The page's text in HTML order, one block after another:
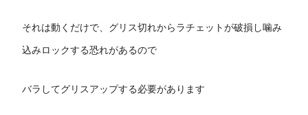
それは動くだけで、グリス切れからラチェットが破損し噛み
込みロックする恐れがあるので
バラしてグリスアップする必要があります